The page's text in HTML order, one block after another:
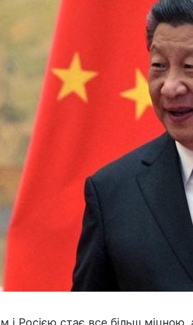
Росією стає все більш міцною,